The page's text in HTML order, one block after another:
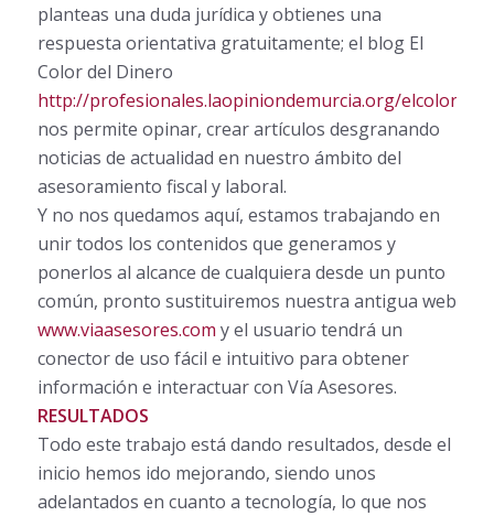
planteas una duda jurídica y obtienes una
respuesta orientativa gratuitamente; el blog El
Color del Dinero
http://profesionales.laopiniondemurcia.org/
nos permite opinar, crear artículos desgranando
noticias de actualidad en nuestro ámbito del
asesoramiento fiscal y laboral.
Y no nos quedamos aquí, estamos trabajando en
unir todos los contenidos que generamos y
ponerlos al alcance de cualquiera desde un punto
común, pronto sustituiremos nuestra antigua web
www.viaasesores.com y el usuario tendrá un
conector de uso fácil e intuitivo para obtener
información e interactuar con Vía Asesores.
RESULTADOS
Todo este trabajo está dando resultados, desde el
inicio hemos ido mejorando, siendo unos
adelantados en cuanto a tecnología, lo que nos